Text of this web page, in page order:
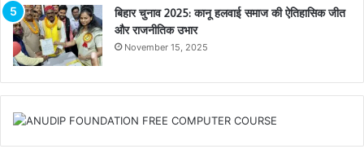
बिहार चुनाव 2025: कानू हलवाई समाज की ऐतिहासिक जीत
और राजनीतिक उभार
November 15, 2025